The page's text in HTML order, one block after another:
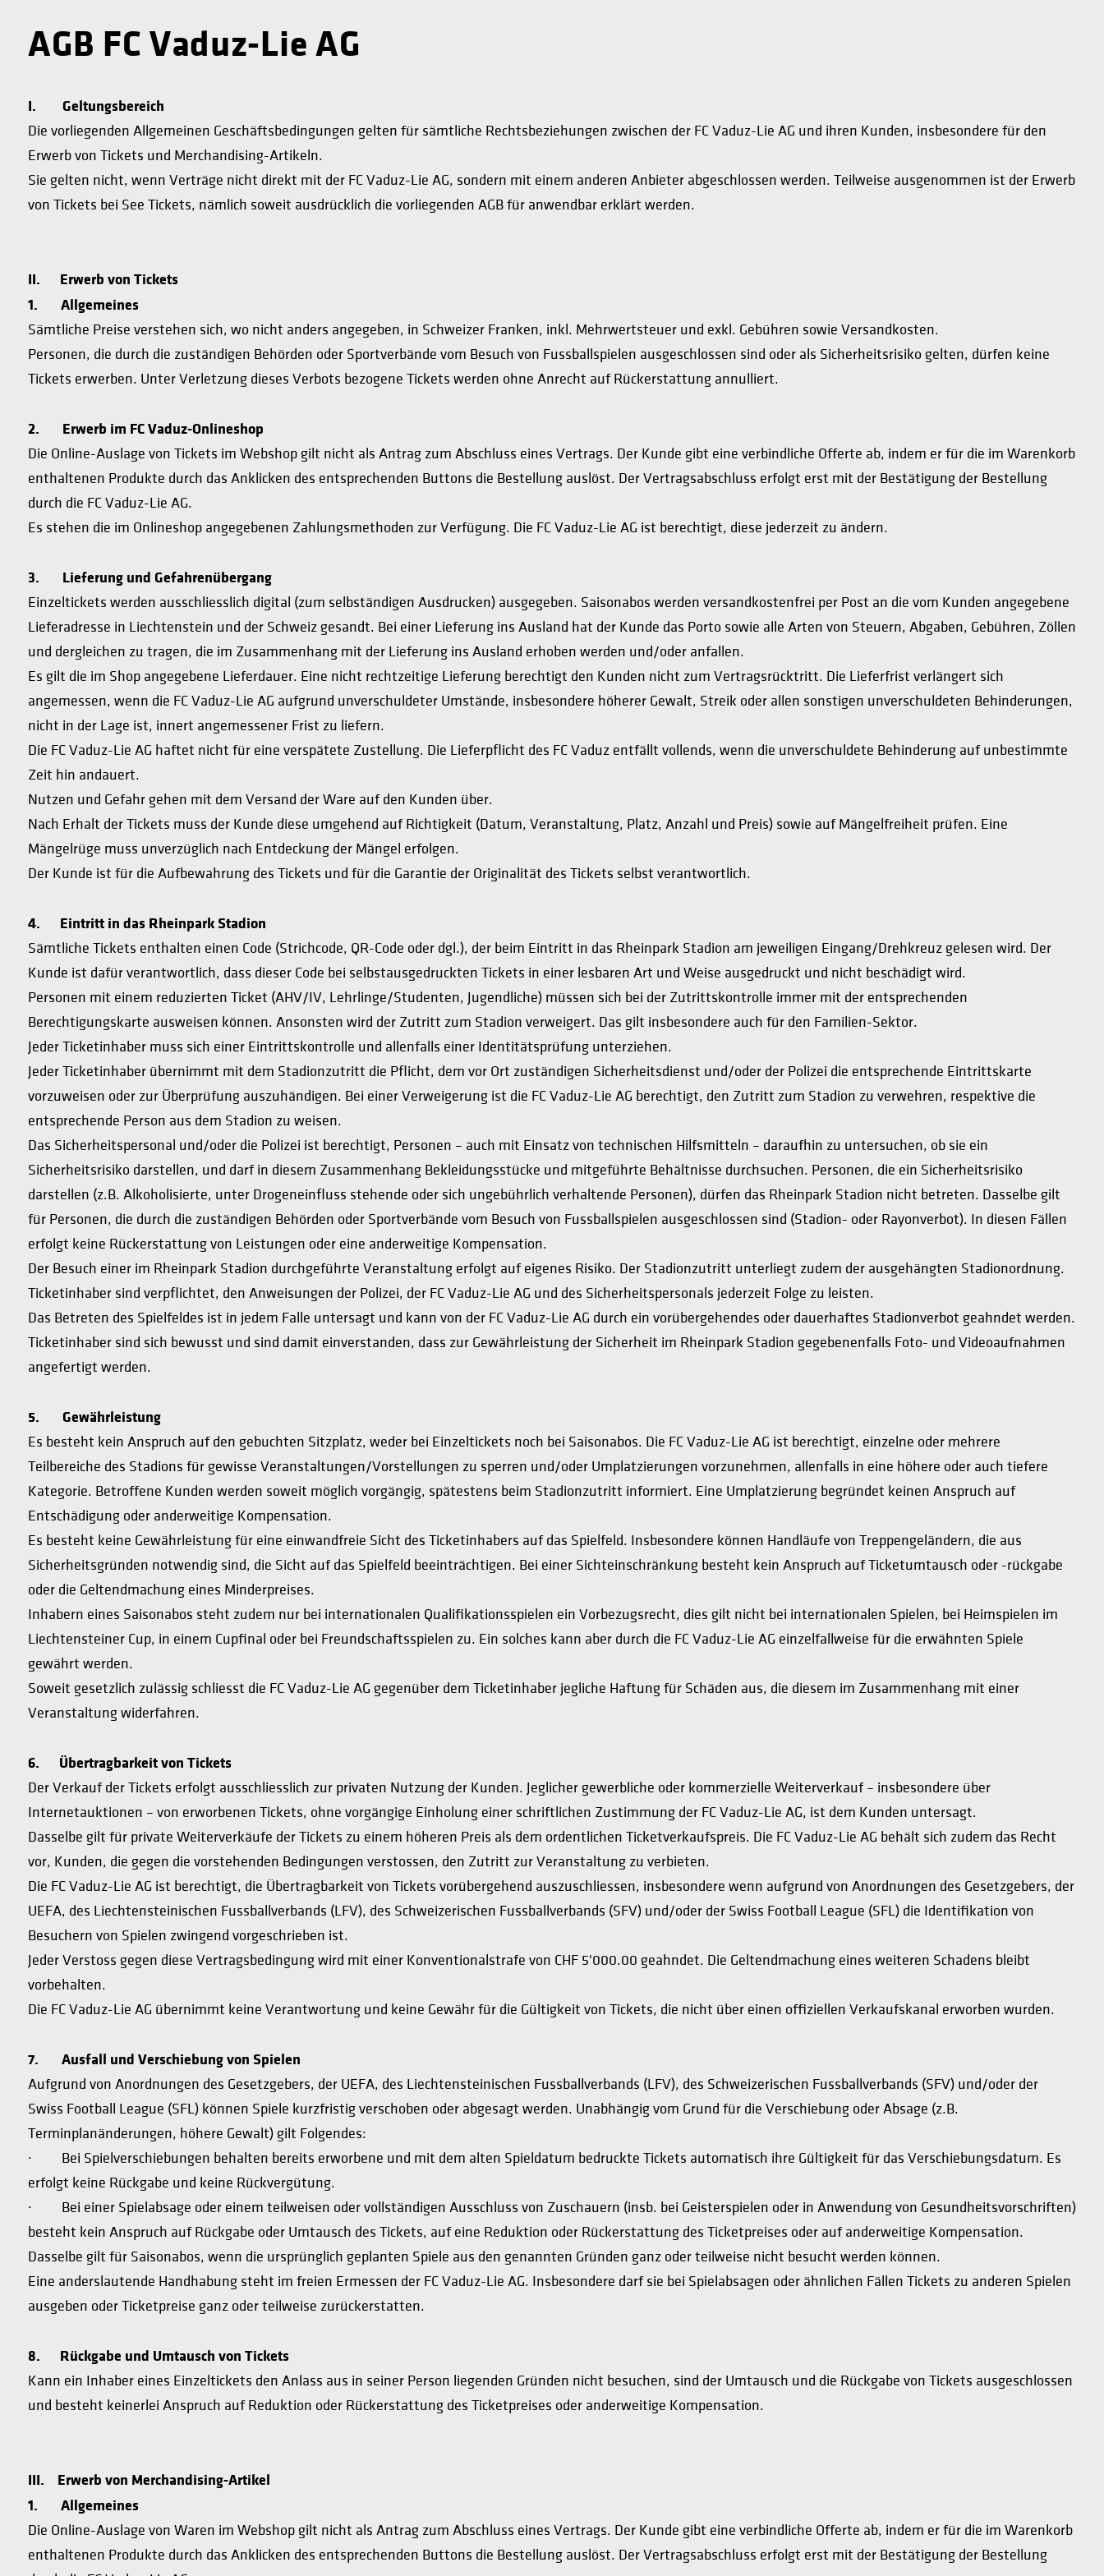
AGB FC Vaduz-Lie AG
I. Geltungsbereich
Die vorliegenden Allgemeinen Geschäftsbedingungen gelten für sämtliche Rechtsbeziehungen zwischen der FC Vaduz-Lie AG und ihren Kunden, insbesondere für den
Erwerb von Tickets und Merchandising-Artikeln.
Sie gelten nicht, wenn Verträge nicht direkt mit der FC Vaduz-Lie AG, sondern mit einem anderen Anbieter abgeschlossen werden. Teilweise ausgenommen ist der Erwerb
von Tickets bei See Tickets, nämlich soweit ausdrücklich die vorliegenden AGB für anwendbar erklärt werden.
II. Erwerb von Tickets
1. Allgemeines
Sämtliche Preise verstehen sich, wo nicht anders angegeben, in Schweizer Franken, inkl. Mehrwertsteuer und exkl. Gebühren sowie Versandkosten.
Personen, die durch die zuständigen Behörden oder Sportverbände vom Besuch von Fussballspielen ausgeschlossen sind oder als Sicherheitsrisiko gelten, dürfen keine
Tickets erwerben. Unter Verletzung dieses Verbots bezogene Tickets werden ohne Anrecht auf Rückerstattung annulliert.
2. Erwerb im FC Vaduz-Onlineshop
Die Online-Auslage von Tickets im Webshop gilt nicht als Antrag zum Abschluss eines Vertrags. Der Kunde gibt eine verbindliche Offerte ab, indem er für die im Warenkorb
enthaltenen Produkte durch das Anklicken des entsprechenden Buttons die Bestellung auslöst. Der Vertragsabschluss erfolgt erst mit der Bestätigung der Bestellung
durch die FC Vaduz-Lie AG.
Es stehen die im Onlineshop angegebenen Zahlungsmethoden zur Verfügung. Die FC Vaduz-Lie AG ist berechtigt, diese jederzeit zu ändern.
3. Lieferung und Gefahrenübergang
Einzeltickets werden ausschliesslich digital (zum selbständigen Ausdrucken) ausgegeben. Saisonabos werden versandkostenfrei per Post an die vom Kunden angegebene
Lieferadresse in Liechtenstein und der Schweiz gesandt. Bei einer Lieferung ins Ausland hat der Kunde das Porto sowie alle Arten von Steuern, Abgaben, Gebühren, Zöllen
und dergleichen zu tragen, die im Zusammenhang mit der Lieferung ins Ausland erhoben werden und/oder anfallen.
Es gilt die im Shop angegebene Lieferdauer. Eine nicht rechtzeitige Lieferung berechtigt den Kunden nicht zum Vertragsrücktritt. Die Lieferfrist verlängert sich
angemessen, wenn die FC Vaduz-Lie AG aufgrund unverschuldeter Umstände, insbesondere höherer Gewalt, Streik oder allen sonstigen unverschuldeten Behinderungen,
nicht in der Lage ist, innert angemessener Frist zu liefern.
Die FC Vaduz-Lie AG haftet nicht für eine verspätete Zustellung. Die Lieferpflicht des FC Vaduz entfällt vollends, wenn die unverschuldete Behinderung auf unbestimmte
Zeit hin andauert.
Nutzen und Gefahr gehen mit dem Versand der Ware auf den Kunden über.
Nach Erhalt der Tickets muss der Kunde diese umgehend auf Richtigkeit (Datum, Veranstaltung, Platz, Anzahl und Preis) sowie auf Mängelfreiheit prüfen. Eine
Mängelrüge muss unverzüglich nach Entdeckung der Mängel erfolgen.
Der Kunde ist für die Aufbewahrung des Tickets und für die Garantie der Originalität des Tickets selbst verantwortlich.
4. Eintritt in das Rheinpark Stadion
Sämtliche Tickets enthalten einen Code (Strichcode, QR-Code oder dgl.), der beim Eintritt in das Rheinpark Stadion am jeweiligen Eingang/Drehkreuz gelesen wird. Der
Kunde ist dafür verantwortlich, dass dieser Code bei selbstausgedruckten Tickets in einer lesbaren Art und Weise ausgedruckt und nicht beschädigt wird.
Personen mit einem reduzierten Ticket (AHV/IV, Lehrlinge/Studenten, Jugendliche) müssen sich bei der Zutrittskontrolle immer mit der entsprechenden
Berechtigungskarte ausweisen können. Ansonsten wird der Zutritt zum Stadion verweigert. Das gilt insbesondere auch für den Familien-Sektor.
Jeder Ticketinhaber muss sich einer Eintrittskontrolle und allenfalls einer Identitätsprüfung unterziehen.
Jeder Ticketinhaber übernimmt mit dem Stadionzutritt die Pflicht, dem vor Ort zuständigen Sicherheitsdienst und/oder der Polizei die entsprechende Eintrittskarte
vorzuweisen oder zur Überprüfung auszuhändigen. Bei einer Verweigerung ist die FC Vaduz-Lie AG berechtigt, den Zutritt zum Stadion zu verwehren, respektive die
entsprechende Person aus dem Stadion zu weisen.
Das Sicherheitspersonal und/oder die Polizei ist berechtigt, Personen – auch mit Einsatz von technischen Hilfsmitteln – daraufhin zu untersuchen, ob sie ein
Sicherheitsrisiko darstellen, und darf in diesem Zusammenhang Bekleidungsstücke und mitgeführte Behältnisse durchsuchen. Personen, die ein Sicherheitsrisiko
darstellen (z.B. Alkoholisierte, unter Drogeneinfluss stehende oder sich ungebührlich verhaltende Personen), dürfen das Rheinpark Stadion nicht betreten. Dasselbe gilt
für Personen, die durch die zuständigen Behörden oder Sportverbände vom Besuch von Fussballspielen ausgeschlossen sind (Stadion- oder Rayonverbot). In diesen Fällen
erfolgt keine Rückerstattung von Leistungen oder eine anderweitige Kompensation.
Der Besuch einer im Rheinpark Stadion durchgeführte Veranstaltung erfolgt auf eigenes Risiko. Der Stadionzutritt unterliegt zudem der ausgehängten Stadionordnung.
Ticketinhaber sind verpflichtet, den Anweisungen der Polizei, der FC Vaduz-Lie AG und des Sicherheitspersonals jederzeit Folge zu leisten.
Das Betreten des Spielfeldes ist in jedem Falle untersagt und kann von der FC Vaduz-Lie AG durch ein vorübergehendes oder dauerhaftes Stadionverbot geahndet werden.
Ticketinhaber sind sich bewusst und sind damit einverstanden, dass zur Gewährleistung der Sicherheit im Rheinpark Stadion gegebenenfalls Foto- und Videoaufnahmen
angefertigt werden.
5. Gewährleistung
Es besteht kein Anspruch auf den gebuchten Sitzplatz, weder bei Einzeltickets noch bei Saisonabos. Die FC Vaduz-Lie AG ist berechtigt, einzelne oder mehrere
Teilbereiche des Stadions für gewisse Veranstaltungen/Vorstellungen zu sperren und/oder Umplatzierungen vorzunehmen, allenfalls in eine höhere oder auch tiefere
Kategorie. Betroffene Kunden werden soweit möglich vorgängig, spätestens beim Stadionzutritt informiert. Eine Umplatzierung begründet keinen Anspruch auf
Entschädigung oder anderweitige Kompensation.
Es besteht keine Gewährleistung für eine einwandfreie Sicht des Ticketinhabers auf das Spielfeld. Insbesondere können Handläufe von Treppengeländern, die aus
Sicherheitsgründen notwendig sind, die Sicht auf das Spielfeld beeinträchtigen. Bei einer Sichteinschränkung besteht kein Anspruch auf Ticketumtausch oder -rückgabe
oder die Geltendmachung eines Minderpreises.
Inhabern eines Saisonabos steht zudem nur bei internationalen Qualifikationsspielen ein Vorbezugsrecht, dies gilt nicht bei internationalen Spielen, bei Heimspielen im
Liechtensteiner Cup, in einem Cupfinal oder bei Freundschaftsspielen zu. Ein solches kann aber durch die FC Vaduz-Lie AG einzelfallweise für die erwähnten Spiele
gewährt werden.
Soweit gesetzlich zulässig schliesst die FC Vaduz-Lie AG gegenüber dem Ticketinhaber jegliche Haftung für Schäden aus, die diesem im Zusammenhang mit einer
Veranstaltung widerfahren.
6. Übertragbarkeit von Tickets
Der Verkauf der Tickets erfolgt ausschliesslich zur privaten Nutzung der Kunden. Jeglicher gewerbliche oder kommerzielle Weiterverkauf – insbesondere über
Internetauktionen – von erworbenen Tickets, ohne vorgängige Einholung einer schriftlichen Zustimmung der FC Vaduz-Lie AG, ist dem Kunden untersagt.
Dasselbe gilt für private Weiterverkäufe der Tickets zu einem höheren Preis als dem ordentlichen Ticketverkaufspreis. Die FC Vaduz-Lie AG behält sich zudem das Recht
vor, Kunden, die gegen die vorstehenden Bedingungen verstossen, den Zutritt zur Veranstaltung zu verbieten.
Die FC Vaduz-Lie AG ist berechtigt, die Übertragbarkeit von Tickets vorübergehend auszuschliessen, insbesondere wenn aufgrund von Anordnungen des Gesetzgebers, der
UEFA, des Liechtensteinischen Fussballverbands (LFV), des Schweizerischen Fussballverbands (SFV) und/oder der Swiss Football League (SFL) die Identifikation von
Besuchern von Spielen zwingend vorgeschrieben ist.
Jeder Verstoss gegen diese Vertragsbedingung wird mit einer Konventionalstrafe von CHF 5'000.00 geahndet. Die Geltendmachung eines weiteren Schadens bleibt
vorbehalten.
Die FC Vaduz-Lie AG übernimmt keine Verantwortung und keine Gewähr für die Gültigkeit von Tickets, die nicht über einen offiziellen Verkaufskanal erworben wurden.
7. Ausfall und Verschiebung von Spielen
Aufgrund von Anordnungen des Gesetzgebers, der UEFA, des Liechtensteinischen Fussballverbands (LFV), des Schweizerischen Fussballverbands (SFV) und/oder der
Swiss Football League (SFL) können Spiele kurzfristig verschoben oder abgesagt werden. Unabhängig vom Grund für die Verschiebung oder Absage (z.B.
Terminplanänderungen, höhere Gewalt) gilt Folgendes:
· Bei Spielverschiebungen behalten bereits erworbene und mit dem alten Spieldatum bedruckte Tickets automatisch ihre Gültigkeit für das Verschiebungsdatum. Es
erfolgt keine Rückgabe und keine Rückvergütung.
· Bei einer Spielabsage oder einem teilweisen oder vollständigen Ausschluss von Zuschauern (insb. bei Geisterspielen oder in Anwendung von Gesundheitsvorschriften)
besteht kein Anspruch auf Rückgabe oder Umtausch des Tickets, auf eine Reduktion oder Rückerstattung des Ticketpreises oder auf anderweitige Kompensation.
Dasselbe gilt für Saisonabos, wenn die ursprünglich geplanten Spiele aus den genannten Gründen ganz oder teilweise nicht besucht werden können.
Eine anderslautende Handhabung steht im freien Ermessen der FC Vaduz-Lie AG. Insbesondere darf sie bei Spielabsagen oder ähnlichen Fällen Tickets zu anderen Spielen
ausgeben oder Ticketpreise ganz oder teilweise zurückerstatten.
8. Rückgabe und Umtausch von Tickets
Kann ein Inhaber eines Einzeltickets den Anlass aus in seiner Person liegenden Gründen nicht besuchen, sind der Umtausch und die Rückgabe von Tickets ausgeschlossen
und besteht keinerlei Anspruch auf Reduktion oder Rückerstattung des Ticketpreises oder anderweitige Kompensation.
III. Erwerb von Merchandising-Artikel
1. Allgemeines
Die Online-Auslage von Waren im Webshop gilt nicht als Antrag zum Abschluss eines Vertrags. Der Kunde gibt eine verbindliche Offerte ab, indem er für die im Warenkorb
enthaltenen Produkte durch das Anklicken des entsprechenden Buttons die Bestellung auslöst. Der Vertragsabschluss erfolgt erst mit der Bestätigung der Bestellung